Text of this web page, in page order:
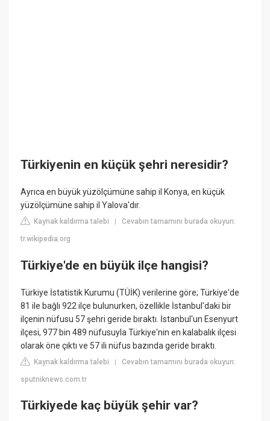
Türkiyenin en küçük şehri neresidir?
Ayrıca en büyük yüzölçümüne sahip il Konya, en küçük
yüzölçümüne sahip il Yalova'dır.
Kaynak kaldırma talebi |Cevabın tamamını burada okuyun:
tr.wikipedia.org
Türkiye'de en büyük ilçe hangisi?
Türkiye İstatistik Kurumu (TÜİK) verilerine göre; Türkiye'de
81 ile bağlı 922 ilçe bulunurken, özellikle İstanbul'daki bir
ilçenin nüfusu 57 şehri geride bıraktı. İstanbul'un Esenyurt
ilçesi, 977 bin 489 nüfusuyla Türkiye'nin en kalabalık ilçesi
olarak öne çıktı ve 57 ili nüfus bazında geride bıraktı.
Kaynak kaldırma talebi |Cevabın tamamını burada okuyun:
sputniknews.com.tr
Türkiyede kaç büyük şehir var?